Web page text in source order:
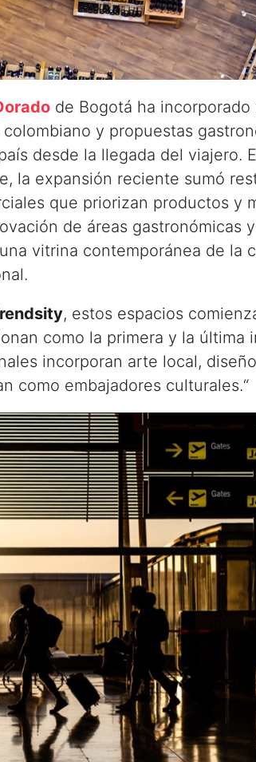
de Bogotá ha incorporado
y propuestas
desde la llegada del viajero.
la expansión reciente sumó
que priorizan productos y
de áreas gastronómicas
vitrina contemporánea de la
, estos espacios
como la primera y la última
incorporan arte local,
como embajadores culturales.“